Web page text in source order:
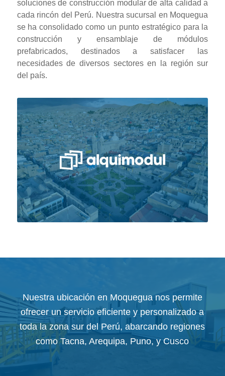
soluciones de construcción modular de alta calidad a
cada rincón del Perú. Nuestra sucursal en Moquegua
se ha consolidado como un punto estratégico para la
construcción y ensamblaje de módulos
prefabricados, destinados a satisfacer las
necesidades de diversos sectores en la región sur
del país.
Nuestra ubicación en Moquegua nos permite
ofrecer un servicio eficiente y personalizado a
toda la zona sur del Perú, abarcando regiones
como Tacna, Arequipa, Puno, y Cusco